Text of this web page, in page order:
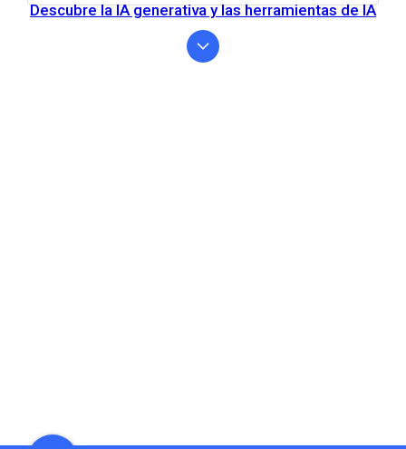
Descubre la IA generativa y las herramientas de IA